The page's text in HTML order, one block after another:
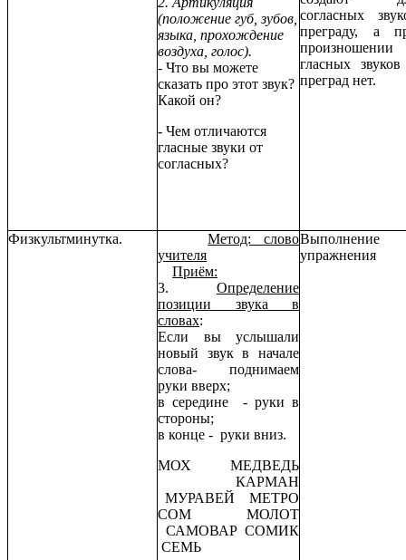
(положение губ, зубов,
языка, прохождение
воздуха, голос).
- Что вы можете
сказать про этот звук?
Какой он?
- Чем отличаются
гласные звуки от
согласных?
согласных
преграду, а
произношении
гласных
преград нет.
Физкультминутка.
Метод: слово
учителя
Приём:
3. Определение
позиции звука в
словах:
Если вы услышали
новый звук в начале
слова- поднимаем
руки вверх;
в середине - руки в
стороны;
в конце - руки вниз.
МОХ МЕДВЕДЬ
КАРМАН
МУРАВЕЙ МЕТРО
СОМ МОЛОТ
САМОВАР СОМИК
СЕМЬ
Выполнение
упражнения